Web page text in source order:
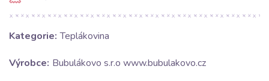
Kategorie: Teplákovina
Výrobce: Bubulákovo s.r.o www.bubulakovo.cz